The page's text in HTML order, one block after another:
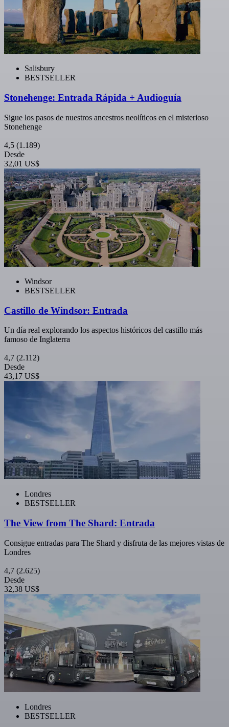
Salisbury
BESTSELLER
Stonehenge: Entrada Rápida + Audioguía
Sigue los pasos de nuestros ancestros neolíticos en el misterioso
Stonehenge
4,5 (1.189)
Desde
32,01 US$
Windsor
BESTSELLER
Castillo de Windsor: Entrada
Un día real explorando los aspectos históricos del castillo más
famoso de Inglaterra
4,7 (2.112)
Desde
43,17 US$
Londres
BESTSELLER
The View from The Shard: Entrada
Consigue entradas para The Shard y disfruta de las mejores vistas de
Londres
4,7 (2.625)
Desde
32,38 US$
Londres
BESTSELLER